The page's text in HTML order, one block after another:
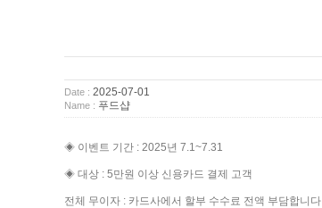
Date : 2025-07-01
Name : 푸드샵
◈ 이벤트 기간 : 2025년 7.1~7.31
◈ 대상 : 5만원 이상 신용카드 결제 고객
전체 무이자 : 카드사에서 할부 수수료 전액 부담합니다